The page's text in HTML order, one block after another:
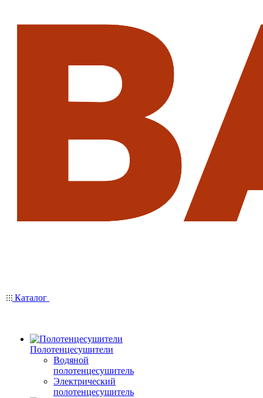
Каталог
Полотенцесушители
Водяной
полотенцесушитель
Электрический
полотенцесушитель